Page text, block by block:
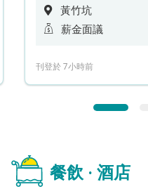
黃竹坑
薪金面議
刊登於 7小時前
餐飲 · 酒店